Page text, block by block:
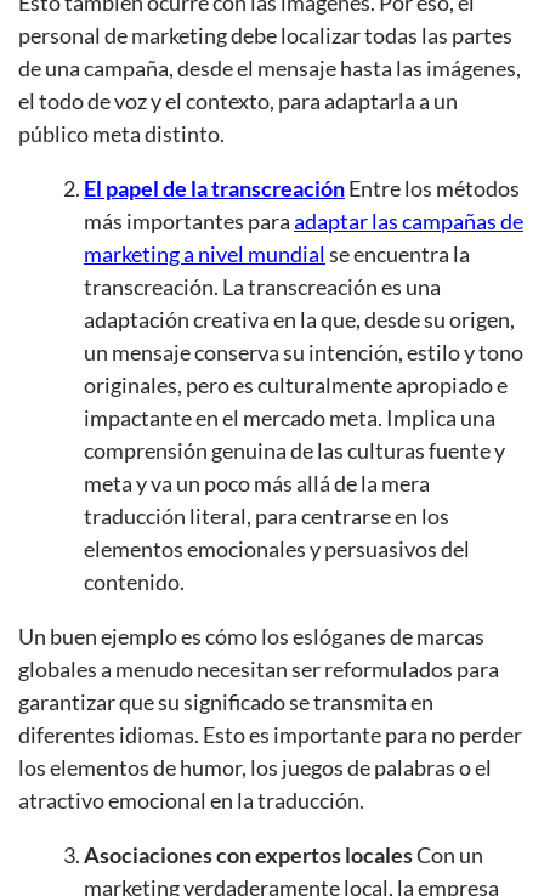
personal de marketing debe localizar todas las partes
de una campaña, desde el mensaje hasta las imágenes,
el todo de voz y el contexto, para adaptarla a un
público meta distinto.
El papel de la transcreaciónEntre los métodos
más importantes paraadaptar las campañas de
marketing a nivel mundialse encuentra la
transcreación. La transcreación es una
adaptación creativa en la que, desde su origen,
un mensaje conserva su intención, estilo y tono
originales, pero es culturalmente apropiado e
impactante en el mercado meta. Implica una
comprensión genuina de las culturas fuente y
meta y va un poco más allá de la mera
traducción literal, para centrarse en los
elementos emocionales y persuasivos del
contenido.
Un buen ejemplo es cómo los eslóganes de marcas
globales a menudo necesitan ser reformulados para
garantizar que su significado se transmita en
diferentes idiomas. Esto es importante para no perder
los elementos de humor, los juegos de palabras o el
atractivo emocional en la traducción.
Asociaciones con expertos localesCon un
marketing verdaderamente local, la empresa